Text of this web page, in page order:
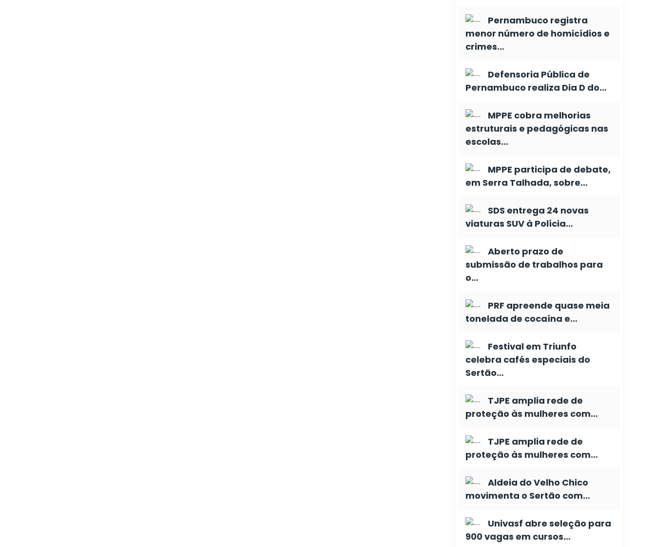
Pernambuco registra
menor número de homicídios e
crimes…
Defensoria Pública de
Pernambuco realiza Dia D do…
MPPE cobra melhorias
estruturais e pedagógicas nas
escolas…
MPPE participa de debate,
em Serra Talhada, sobre…
SDS entrega 24 novas
viaturas SUV à Polícia…
Aberto prazo de
submissão de trabalhos para
o…
PRF apreende quase meia
tonelada de cocaína e…
Festival em Triunfo
celebra cafés especiais do
Sertão…
TJPE amplia rede de
proteção às mulheres com…
TJPE amplia rede de
proteção às mulheres com…
Aldeia do Velho Chico
movimenta o Sertão com…
Univasf abre seleção para
900 vagas em cursos…